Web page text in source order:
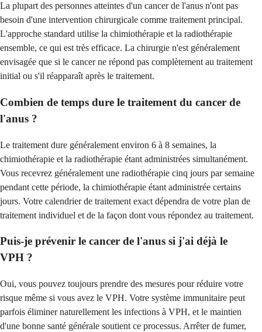
La plupart des personnes atteintes d'un cancer de l'anus n'ont pas
besoin d'une intervention chirurgicale comme traitement principal.
L'approche standard utilise la chimiothérapie et la radiothérapie
ensemble, ce qui est très efficace. La chirurgie n'est généralement
envisagée que si le cancer ne répond pas complètement au traitement
initial ou s'il réapparaît après le traitement.
Combien de temps dure le traitement du cancer de
l'anus ?
Le traitement dure généralement environ 6 à 8 semaines, la
chimiothérapie et la radiothérapie étant administrées simultanément.
Vous recevrez généralement une radiothérapie cinq jours par semaine
pendant cette période, la chimiothérapie étant administrée certains
jours. Votre calendrier de traitement exact dépendra de votre plan de
traitement individuel et de la façon dont vous répondez au traitement.
Puis-je prévenir le cancer de l'anus si j'ai déjà le
VPH ?
Oui, vous pouvez toujours prendre des mesures pour réduire votre
risque même si vous avez le VPH. Votre système immunitaire peut
parfois éliminer naturellement les infections à VPH, et le maintien
d'une bonne santé générale soutient ce processus. Arrêter de fumer,